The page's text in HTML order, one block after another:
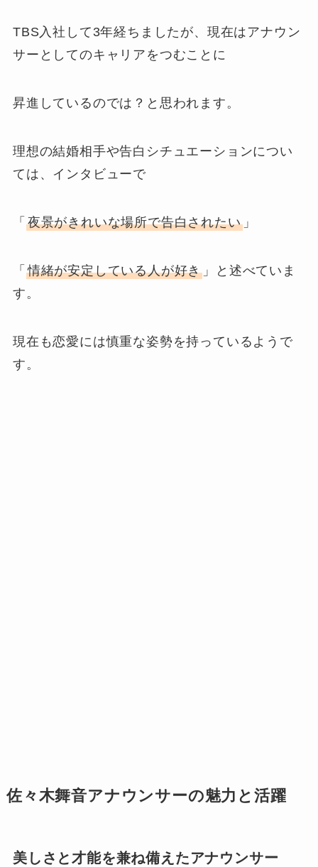
TBS入社して3年経ちましたが、現在はアナウン
サーとしてのキャリアをつむことに
昇進しているのでは？と思われます。
理想の結婚相手や告白シチュエーションについ
ては、インタビューで
「 夜景がきれいな場所で告白されたい」
「 情緒が安定している人が好き 」と述べていま
す。
現在も恋愛には慎重な姿勢を持っているようで
す。
佐々木舞音アナウンサーの魅力と活躍
美しさと才能を兼ね備えたアナウンサー